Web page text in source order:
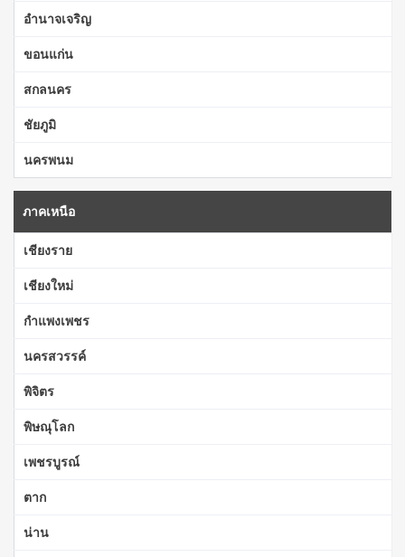
อำนาจเจริญ
ขอนแก่น
สกลนคร
ชัยภูมิ
นครพนม
ภาคเหนือ
เชียงราย
เชียงใหม่
กำแพงเพชร
นครสวรรค์
พิจิตร
พิษณุโลก
เพชรบูรณ์
ตาก
น่าน